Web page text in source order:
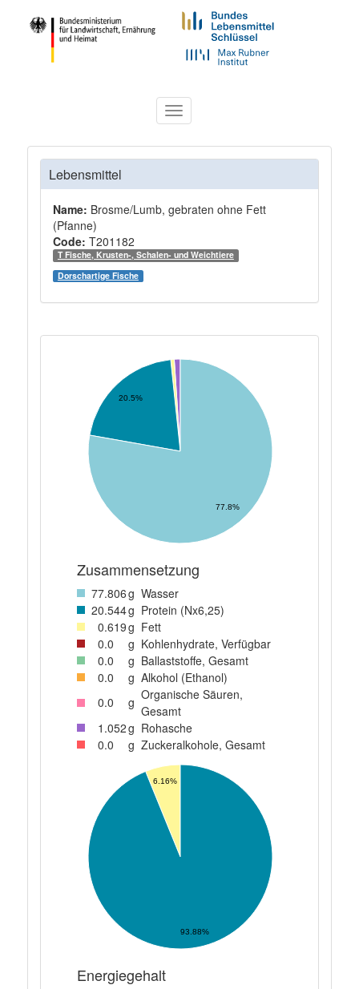
Toggle
navigation
Lebensmittel
Name: Brosme/Lumb, gebraten ohne Fett
(Pfanne)
Code: T201182
T Fische, Krusten-, Schalen- und Weichtiere
Dorschartige Fische
20.5%
77.8%
Zusammensetzung
77.806g Wasser
20.544g Protein (Nx6,25)
0.619g Fett
0.0 g Kohlenhydrate, Verfügbar
0.0 g Ballaststoffe, Gesamt
0.0 g Alkohol (Ethanol)
0.0 g Organische Säuren,
Gesamt
1 .052g Rohasche
0.0 g Zuckeralkohole, Gesamt
6.16%
93.88%
Energiegehalt